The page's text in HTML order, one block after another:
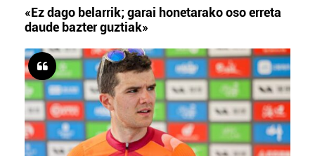
«Ez dago belarrik; garai honetarako oso erreta
daude bazter guztiak»